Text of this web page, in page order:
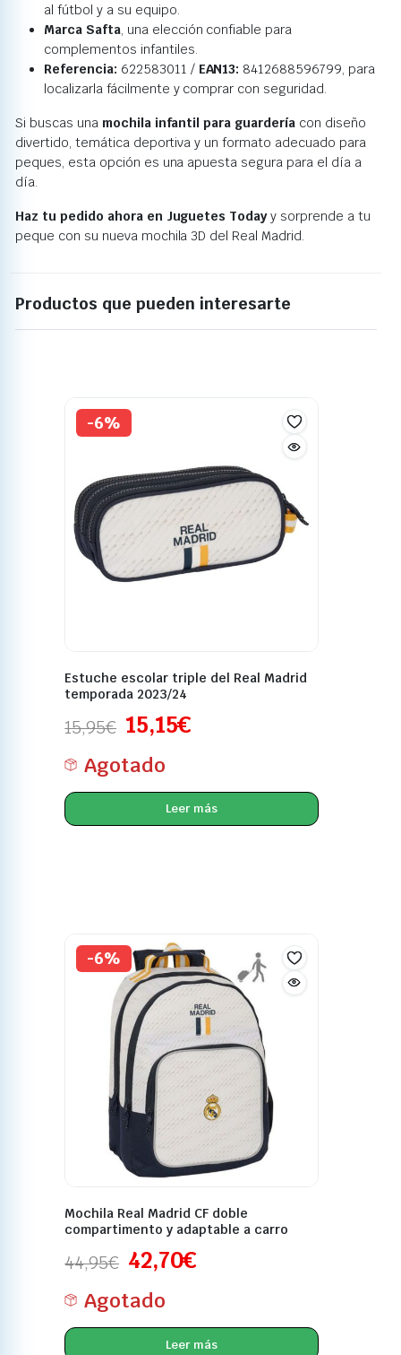
al fútbol y a su equipo.
Marca Safta, una elección confiable para
complementos infantiles.
Referencia: 622583011 / EAN13: 8412688596799, para
localizarla fácilmente y comprar con seguridad.
Si buscas una mochila infantil para guarderíacon diseño
divertido, temática deportiva y un formato adecuado para
peques, esta opción es una apuesta segura para el día a
día.
Haz tu pedido ahora en Juguetes Todayy sorprende a tu
peque con su nueva mochila 3D del Real Madrid.
Productos que pueden interesarte
-6%
Estuche escolar triple del Real Madrid
temporada 2023/24
15,95€ 15,15€
Agotado
Leer más
-6%
Mochila Real Madrid CF doble
compartimento y adaptable a carro
44,95€ 42,70€
Agotado
Leer más